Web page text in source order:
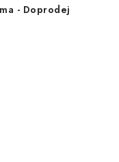
- Doprodej